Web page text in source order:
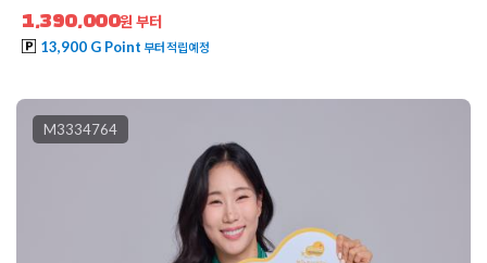
1,390,000원 부터
13,900 G Point 부터 적립예정
M3334764